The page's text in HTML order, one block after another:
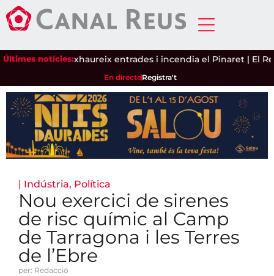
Últimes notícies:
|Siloë exhaureix entrades i incendia el Pinaret|El Reus
En directeRegistra't
| Indústria, Política
Nou exercici de sirenes
de risc químic al Camp
de Tarragona i les Terres
de l’Ebre
per: Redacció